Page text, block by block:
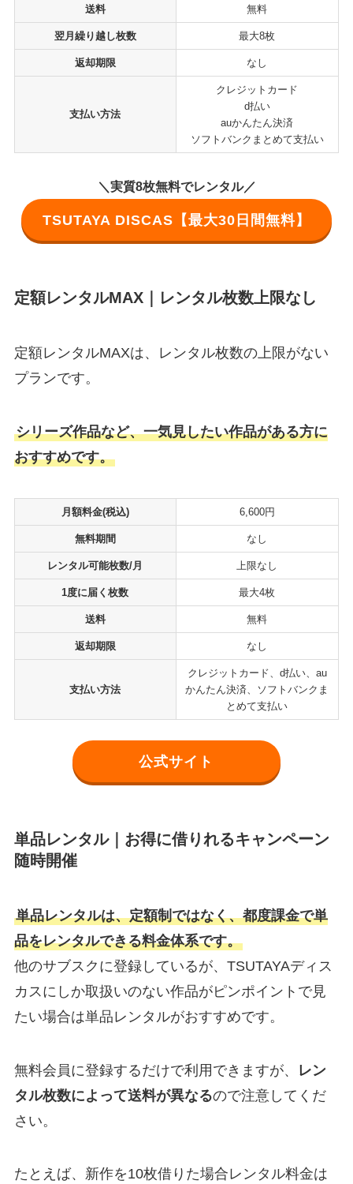
送料 無料
翌月繰り越し枚数 最大8枚
返却期限 なし
支払い方法
クレジットカード
d払い
auかんたん決済
ソフトバンクまとめて支払い
＼実質8枚無料でレンタル／
TSUTAYA DISCAS【最大30日間無料】
定額レンタルMAX｜レンタル枚数上限なし
定額レンタルMAXは、レンタル枚数の上限がない
プランです。
シリーズ作品など、一気見したい作品がある方に
おすすめです。
月額料金(税込) 6,600円
無料期間 なし
レンタル可能枚数/月 上限なし
1度に届く枚数 最大4枚
送料 無料
返却期限 なし
支払い方法
クレジットカード、d払い、au
かんたん決済、ソフトバンクま
とめて支払い
公式サイト
単品レンタル｜お得に借りれるキャンペーン
随時開催
単品レンタルは、定額制ではなく、都度課金で単
品をレンタルできる料金体系です。
他のサブスクに登録しているが、TSUTAYAディス
カスにしか取扱いのない作品がピンポイントで見
たい場合は単品レンタルがおすすめです。
無料会員に登録するだけで利用できますが、
レン
タル枚数によって送料が異なるので注意してくだ
さい。
たとえば、新作を10枚借りた場合レンタル料金は